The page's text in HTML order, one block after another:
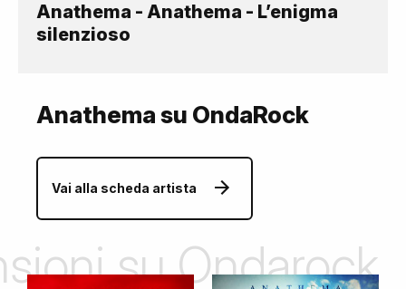
Anathema - Anathema - L’enigma
silenzioso
Anathema su OndaRock
Vai alla scheda artista
su Ondarock